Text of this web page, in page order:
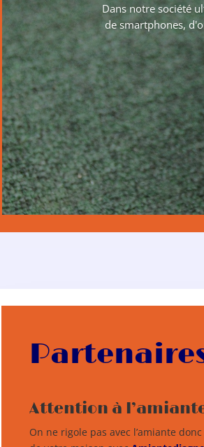
Dans notre société
de smartphones,
Attention à
On ne rigole pas avec l’amiante